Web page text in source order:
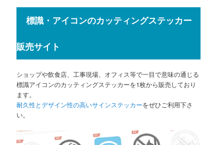
標識・アイコンのカッティングステッカー
販売サイト
ショップや飲食店、工事現場、オフィス等で一目で意味の通じる
標識アイコンのカッティングステッカーを1枚から販売しており
ます。
耐久性とデザイン性の高いサインステッカーをぜひご利用下さ
い。